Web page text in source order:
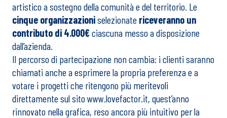
artistico a sostegno della comunità e del territorio. Le
cinque organizzazioniselezionate riceveranno un
contributo di 4.000€ciascuna messo a disposizione
dall’azienda.
Il percorso di partecipazione non cambia: i clienti saranno
chiamati anche a esprimere la propria preferenza e a
votare i progetti che ritengono più meritevoli
direttamente sul sitowww.lovefactor.it, quest’anno
rinnovato nella grafica, reso ancora più intuitivo per la